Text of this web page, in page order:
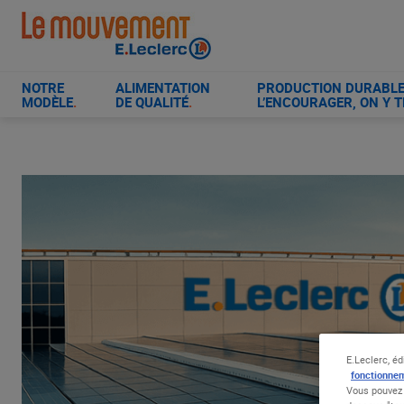
Aller
contenu
NOTRE
MODÈLE.
ALIMENTATION
DE QUALITÉ.
PRODUCTION
L’ENCOURAGER, ON Y
E.Leclerc,
Vous